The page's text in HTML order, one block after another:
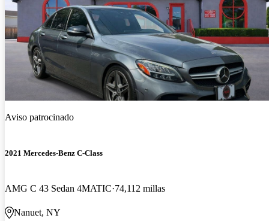
Aviso patrocinado
2021 Mercedes-Benz C-Class
AMG C 43 Sedan 4MATIC 74,112 millas
Nanuet, NY